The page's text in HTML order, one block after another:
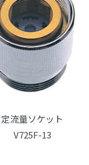
定流量ソケット
V725F-13